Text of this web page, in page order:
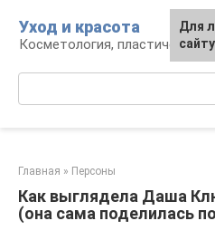
контенту
Уход и красота
Косметология, пластическая
Главная » Персоны
Как выглядела Даша
(она сама поделилась
Для